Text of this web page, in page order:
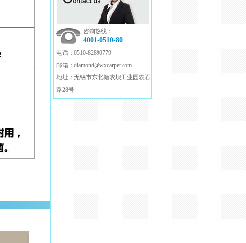
咨询热线：
4001-0510-80
电话： 0510-82890779
邮箱： diamond@wxcarpet.com
地址： 无锡市东北塘农坝工业园农石
路28号